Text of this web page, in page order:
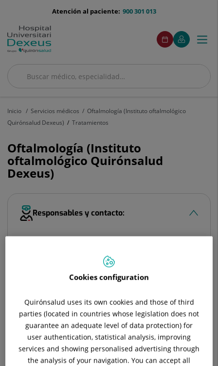
menu-
900 301 013
Atención al paciente:
Buscar
Buscar
menú
acceso
Pedir
cita
Este
enlace
se
una
Mi
Quirónsalud
Este
enlace
se
una
ventana
Menú
Inicio Servicios médicos
Oftalmología (Instituto oftalmológico
Quirónsalud Dexeus)
Tratamientos
Oftalmología (Instituto
oftalmológico Quirónsalud
Dexeus)
Responsables y contacto:
recepcionoft.dex@quironsalud.es
Descripción Equipo Médico Glaucoma
Cookies configuration
Quirónsalud uses its own cookies and those of third
parties (located in countries whose legislation does not
guarantee an adequate level of data protection) for
user authentication, statistical analysis, improving
services and showing personalised advertising through
the analysis of your navigation. You can accept all